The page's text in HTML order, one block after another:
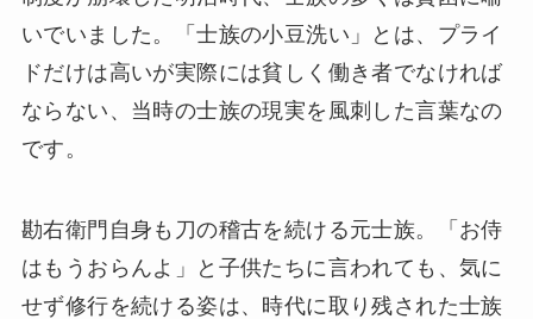
いでいました。「士族の小豆洗い」とは、プライ
ドだけは高いが実際には貧しく働き者でなければ
ならない、当時の士族の現実を風刺した言葉なの
です。
勘右衛門自身も刀の稽古を続ける元士族。「お侍
はもうおらんよ」と子供たちに言われても、気に
せず修行を続ける姿は、時代に取り残された士族